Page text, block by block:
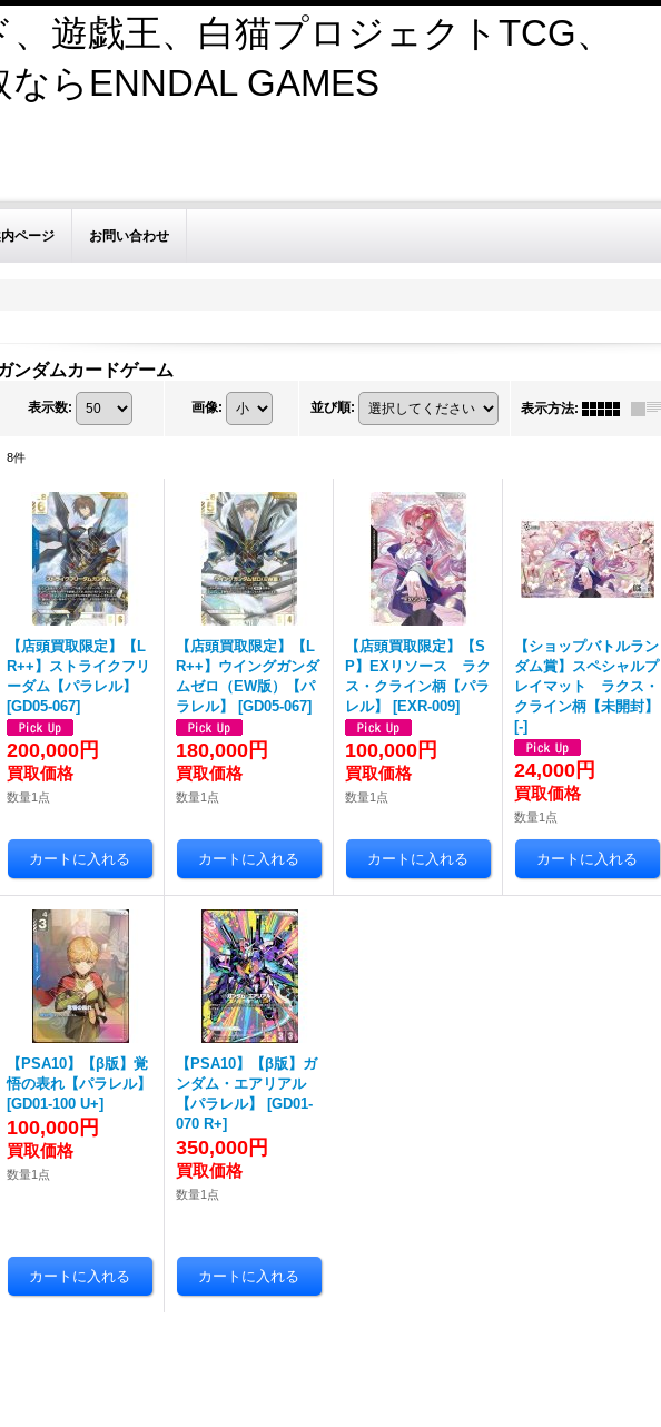
遊戯王、白猫プロジェクトTCG、
ならENNDAL GAMES
ページ お問い合わせ
ンダムカードゲーム
表示数: 画像: 並び順: 表示方法:
8件
【店頭買取限定】【L
R++】ストライクフリ
ーダム【パラレル】
[GD05-067]
200,000円
数量1点
【店頭買取限定】【L
R++】ウイングガンダ
ムゼロ（EW版）【パ
ラレル】
[GD05-067]
180,000円
数量1点
【店頭買取限定】【S
P】EXリソース ラク
ス・クライン柄【パラ
レル】
[EXR-009]
100,000円
数量1点
【ショップバトルラン
ダム賞】スペシャルプ
レイマット ラクス・
クライン柄【未開封】
[-]
24,000円
数量1点
【PSA10】【β版】覚
悟の表れ【パラレル】
[GD01-100 U+]
100,000円
数量1点
【PSA10】【β版】ガ
ンダム・エアリアル
【パラレル】
[GD01-
070 R+]
350,000円
数量1点